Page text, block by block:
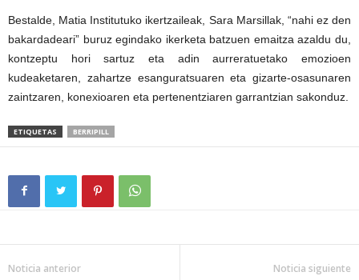
Bestalde, Matia Institutuko ikertzaileak, Sara Marsillak, “nahi ez den
bakardadeari” buruz egindako ikerketa batzuen emaitza azaldu du,
kontzeptu hori sartuz eta adin aurreratuetako emozioen
kudeaketaren, zahartze esanguratsuaren eta gizarte-osasunaren
zaintzaren, konexioaren eta pertenentziaren garrantzian sakonduz.
ETIQUETAS BERRIPILL
Noticia anterior Noticia siguiente